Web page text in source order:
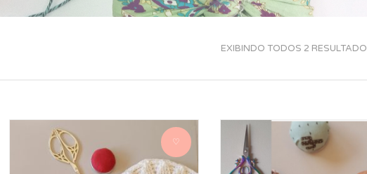
EXIBINDO TODOS 2
♡